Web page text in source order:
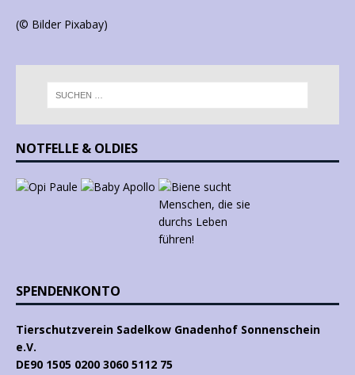
(© Bilder Pixabay)
NOTFELLE & OLDIES
SPENDENKONTO
Tierschutzverein Sadelkow Gnadenhof Sonnenschein
e.V.
DE90 1505 0200 3060 5112 75